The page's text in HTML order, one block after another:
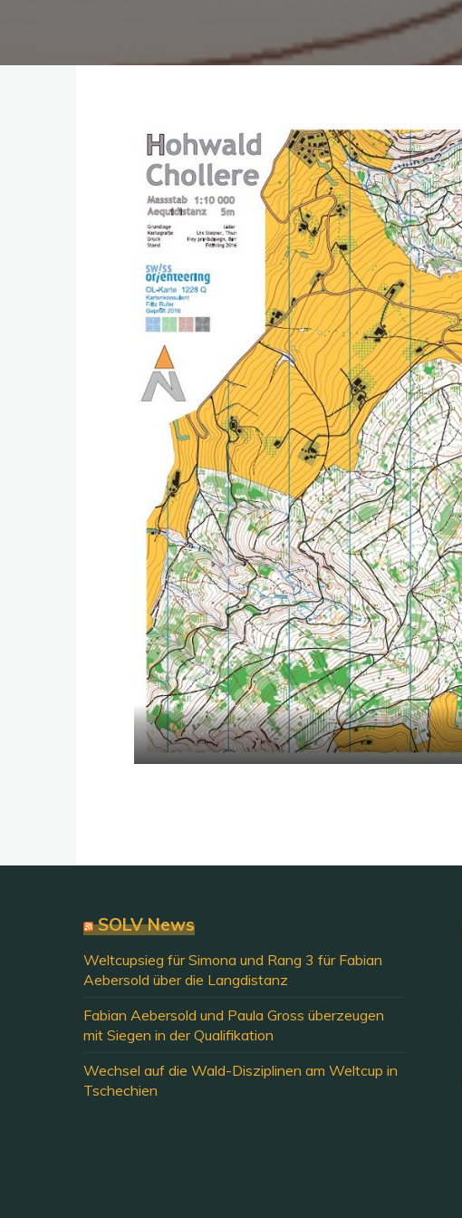
SOLV News
Weltcupsieg für Simona und Rang 3 für Fabian
Aebersold über die Langdistanz
Fabian Aebersold und Paula Gross überzeugen
mit Siegen in der Qualifikation
Wechsel auf die Wald-Disziplinen am Weltcup in
Tschechien